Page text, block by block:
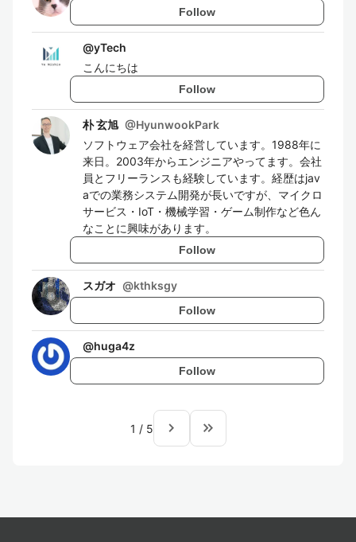
Follow
@yTech
こんにちは
Follow
朴 玄旭 @HyunwookPark
ソフトウェア会社を経営しています。1988年に
来日。2003年からエンジニアやってます。会社
員とフリーランスも経験しています。経歴はjav
aでの業務システム開発が長いですが、マイクロ
サービス・IoT・機械学習・ゲーム制作など色ん
なことに興味があります。
Follow
スガオ @kthksgy
Follow
@huga4z
Follow
1 / 5 navigate_next keyboard_double_arrow_right